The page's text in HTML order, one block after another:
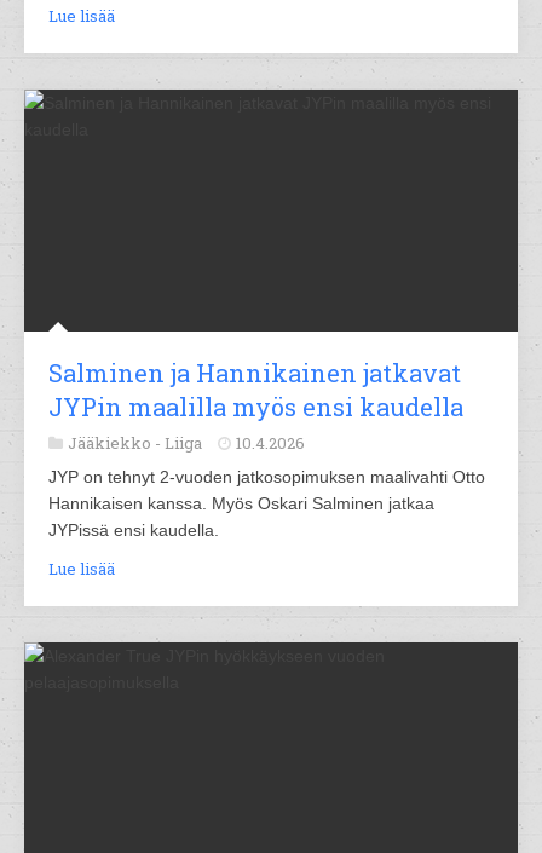
Lue lisää
Salminen ja Hannikainen jatkavat
JYPin maalilla myös ensi kaudella
Jääkiekko - Liiga 10.4.2026
JYP on tehnyt 2-vuoden jatkosopimuksen maalivahti Otto
Hannikaisen kanssa. Myös Oskari Salminen jatkaa
JYPissä ensi kaudella.
Lue lisää